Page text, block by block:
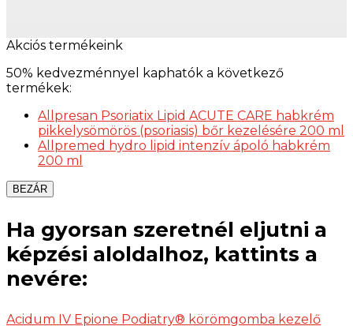
Akciós termékeink
50% kedvezménnyel kaphatók a következő
termékek:
Allpresan Psoriatix Lipid ACUTE CARE habkrém
pikkelysömörös (psoriasis) bőr kezelésére 200 ml
Allpremed hydro lipid intenzív ápoló habkrém
200 ml
BEZÁR
Ha gyorsan szeretnél eljutni a
képzési aloldalhoz, kattints a
nevére:
Acidum IV Epione Podiatry® körömgomba kezelő